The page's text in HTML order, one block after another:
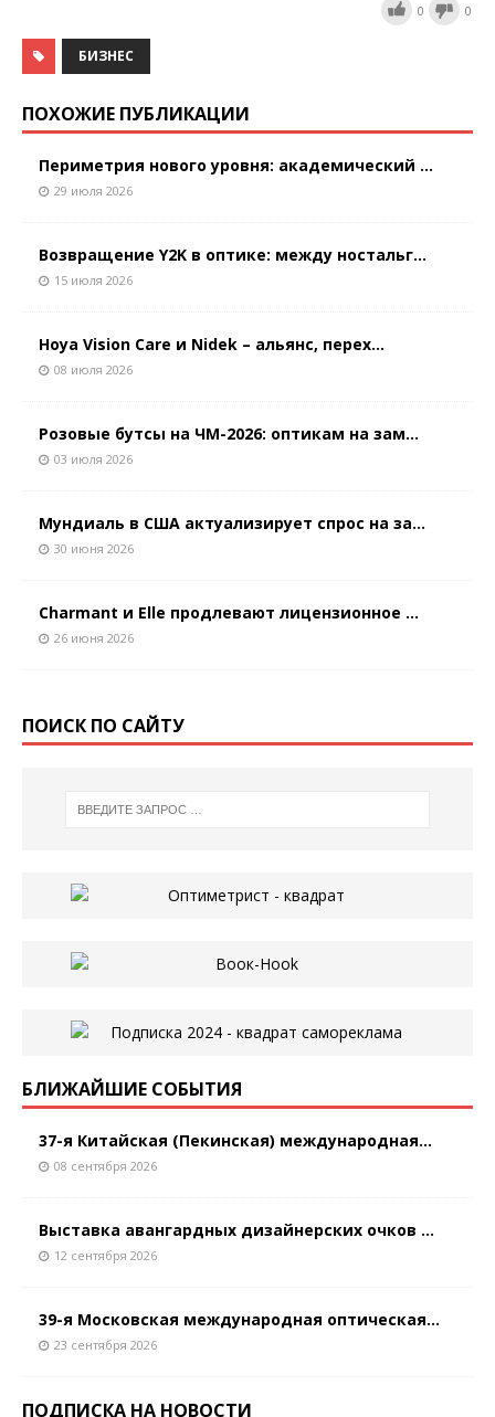
0 0
БИЗНЕС
ПОХОЖИЕ ПУБЛИКАЦИИ
Периметрия нового уровня: академический ...
29 июля 2026
Возвращение Y2K в оптике: между ностальг...
15 июля 2026
Hoya Vision Care и Nidek – альянс, перех...
08 июля 2026
Розовые бутсы на ЧМ-2026: оптикам на зам...
03 июля 2026
Мундиаль в США актуализирует спрос на за...
30 июня 2026
Charmant и Elle продлевают лицензионное ...
26 июня 2026
ПОИСК ПО САЙТУ
БЛИЖАЙШИЕ СОБЫТИЯ
37-я Китайская (Пекинская) международная...
08 сентября 2026
Выставка авангардных дизайнерских очков ...
12 сентября 2026
39-я Московская международная оптическая...
23 сентября 2026
ПОДПИСКА НА НОВОСТИ